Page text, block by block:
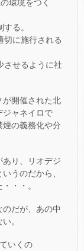
環境をつく
る。
に施行される
せるように社
が開催された北
ャネイロで
の義務化や分
あり、リオデジ
うのだから、
・・。
だが、あの中
。
いくの